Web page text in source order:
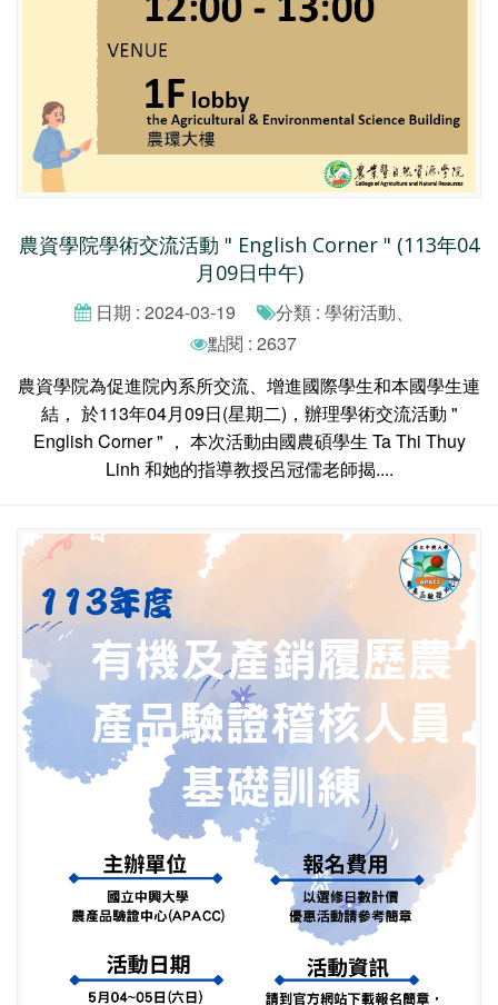
農資學院學術交流活動 " English Corner " (113年04
月09日中午)
日期 : 2024-03-19
分類 : 學術活動、
點閱 : 2637
農資學院為促進院內系所交流、增進國際學生和本國學生連
結， 於113年04月09日(星期二)，辦理學術交流活動 "
English Corner " ， 本次活動由國農碩學生 Ta Thi Thuy
Linh 和她的指導教授呂冠儒老師揭....